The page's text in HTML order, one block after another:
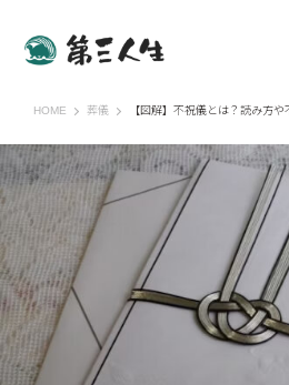
HOME 第三人生 〜寄り道の歩き方〜
葬儀 【図解】不祝儀とは？読み方